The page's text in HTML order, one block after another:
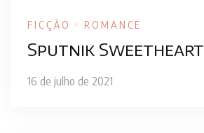
FICÇÃO ROMANCE
Sputnik Sweetheart
16 de julho de 2021